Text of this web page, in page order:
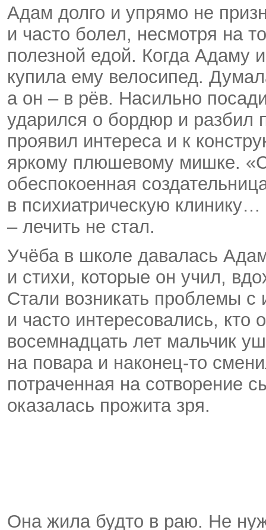
Адам долго и упрямо не
и часто болел, несмотря на
полезной едой. Когда Адаму
купила ему велосипед.
а он – в рёв. Насильно
ударился о бордюр и разбил
проявил интереса и к
яркому плюшевому мишке.
обеспокоенная
в психиатрическую
– лечить не стал.
Учёба в школе давалась
и стихи, которые он учил,
Стали возникать проблемы
и часто интересовались, кто
восемнадцать лет мальчик
на повара и наконец-то
потраченная на сотворение
оказалась прожита зря.
Она жила будто в раю. Не